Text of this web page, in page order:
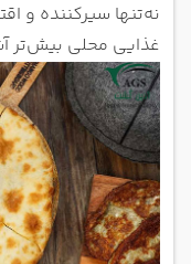
نه‌تنها سیرکننده و
غذایی محلی بیش‌تر